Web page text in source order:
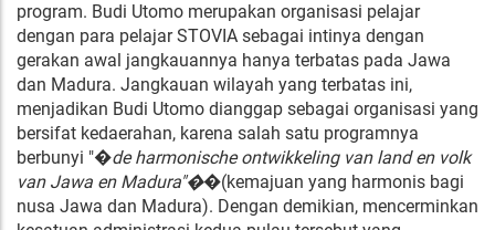
program. Budi Utomo merupakan organisasi pelajar
dengan para pelajar STOVIA sebagai intinya dengan
gerakan awal jangkauannya hanya terbatas pada Jawa
dan Madura. Jangkauan wilayah yang terbatas ini,
menjadikan Budi Utomo dianggap sebagai organisasi yang
bersifat kedaerahan, karena salah satu programnya
berbunyi "�de harmonische ontwikkeling van land en volk
van Jawa en Madura"��(kemajuan yang harmonis bagi
nusa Jawa dan Madura). Dengan demikian, mencerminkan